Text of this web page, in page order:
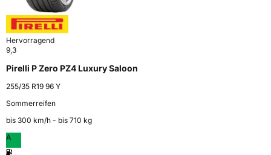
Hervorragend
9,3
Pirelli P Zero PZ4 Luxury Saloon
255/35 R19 96 Y
Sommerreifen
bis 300 km⁠/⁠h - bis 710 kg
A